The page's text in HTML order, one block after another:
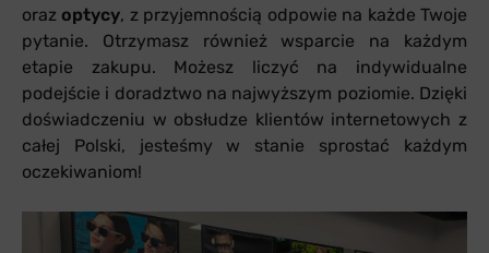
oraz optycy, z przyjemnością odpowie na każde Twoje
pytanie. Otrzymasz również wsparcie na każdym
etapie zakupu. Możesz liczyć na indywidualne
podejście i doradztwo na najwyższym poziomie. Dzięki
doświadczeniu w obsłudze klientów internetowych z
całej Polski, jesteśmy w stanie sprostać każdym
oczekiwaniom!